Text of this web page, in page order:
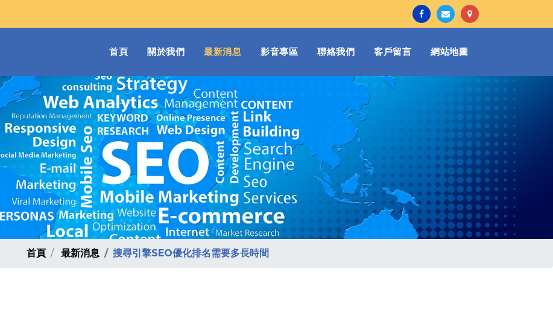
首頁(current)
關於我們 最新消息 影音專區 聯絡我們 客戶留言 網站地圖
首頁 最新消息 搜尋引擎SEO優化排名需要多長時間